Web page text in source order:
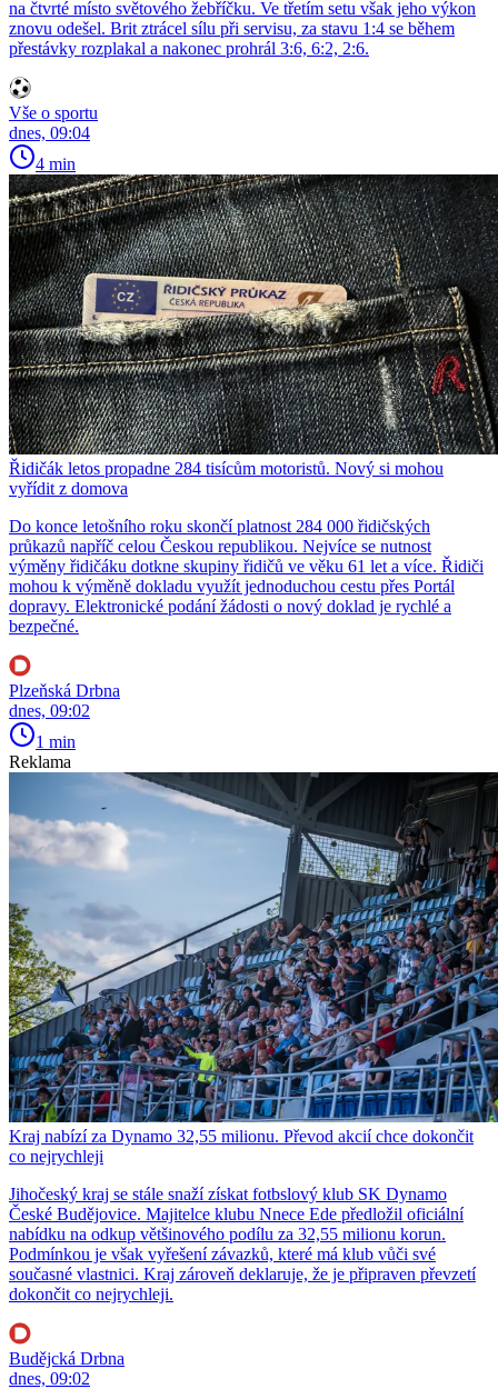
na čtvrté místo světového žebříčku. Ve třetím setu však jeho výkon
znovu odešel. Brit ztrácel sílu při servisu, za stavu 1:4 se během
přestávky rozplakal a nakonec prohrál 3:6, 6:2, 2:6.
Vše o sportu
dnes, 09:04
4 min
Řidičák letos propadne 284 tisícům motoristů. Nový si mohou
vyřídit z domova
Do konce letošního roku skončí platnost 284 000 řidičských
průkazů napříč celou Českou republikou. Nejvíce se nutnost
výměny řidičáku dotkne skupiny řidičů ve věku 61 let a více. Řidiči
mohou k výměně dokladu využít jednoduchou cestu přes Portál
dopravy. Elektronické podání žádosti o nový doklad je rychlé a
bezpečné.
Plzeňská Drbna
dnes, 09:02
1 min
Reklama
Kraj nabízí za Dynamo 32,55 milionu. Převod akcií chce dokončit
co nejrychleji
Jihočeský kraj se stále snaží získat fotbslový klub SK Dynamo
České Budějovice. Majitelce klubu Nnece Ede předložil oficiální
nabídku na odkup většinového podílu za 32,55 milionu korun.
Podmínkou je však vyřešení závazků, které má klub vůči své
současné vlastnici. Kraj zároveň deklaruje, že je připraven převzetí
dokončit co nejrychleji.
Budějcká Drbna
dnes, 09:02